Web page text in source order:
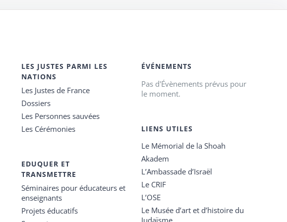
LES JUSTES PARMI LES
NATIONS
Les Justes de France
Dossiers
Les Personnes sauvées
Les Cérémonies
EDUQUER ET
TRANSMETTRE
Séminaires pour éducateurs et
enseignants
Projets éducatifs
ÉVÉNEMENTS
Pas d'Évènements prévus pour
le moment.
LIENS UTILES
Le Mémorial de la Shoah
Akadem
L’Ambassade d’Israël
Le CRIF
L’OSE
Le Musée d’art et d’histoire du
Judaïsme